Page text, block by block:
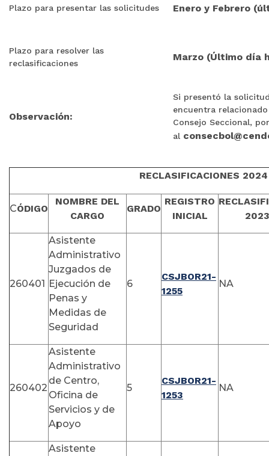
Plazo para presentar las solicitudes Enero y Febrero
Plazo para resolver las
reclasificaciones
Marzo (Último día
Observación:
Si presentó la
encuentra
Consejo Seccional,
al
RECLASIFICACIONES
CÓDIGO
NOMBRE DEL
CARGO
GRADO
REGISTRO
INICIAL
2023
260401
Asistente
Administrativo
Juzgados de
Ejecución de
Penas y
Medidas de
Seguridad
6
CSJBOR21-
1255
NA
260402
Asistente
Administrativo
de Centro,
Oficina de
Servicios y de
Apoyo
5
CSJBOR21-
1253
NA
Asistente